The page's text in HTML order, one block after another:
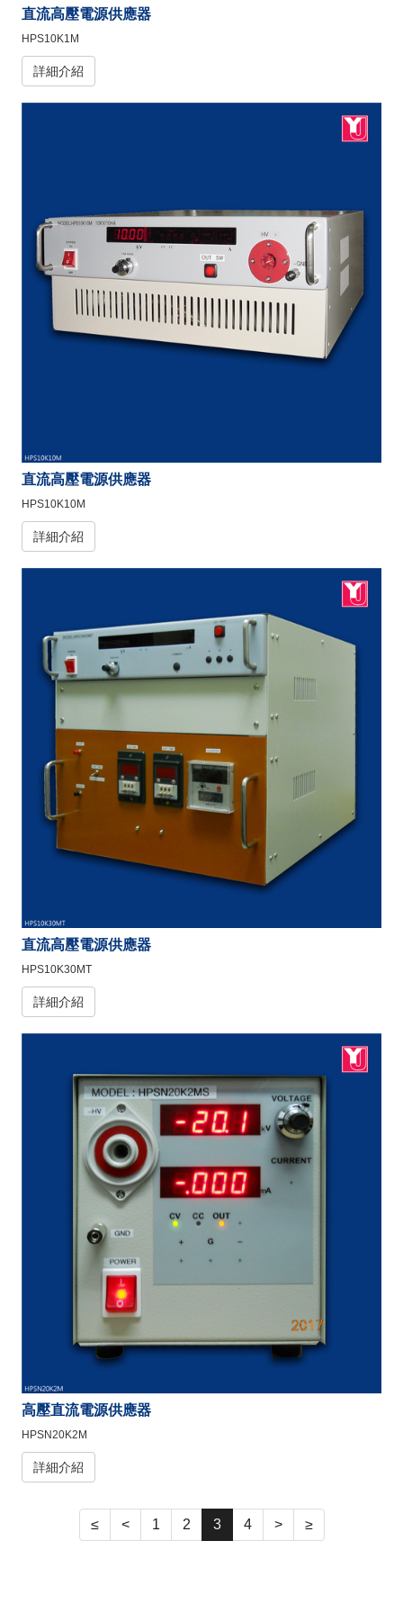
直流高壓電源供應器
HPS10K1M
詳細介紹
直流高壓電源供應器
HPS10K10M
詳細介紹
直流高壓電源供應器
HPS10K30MT
詳細介紹
高壓直流電源供應器
HPSN20K2M
詳細介紹
≤ < 1 2 3 4 > ≥